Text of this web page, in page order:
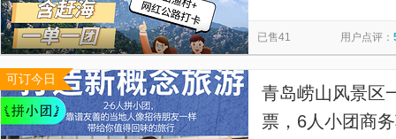
已售41 用户点评：
可订今日
青岛崂山风景区
票，6人小团商